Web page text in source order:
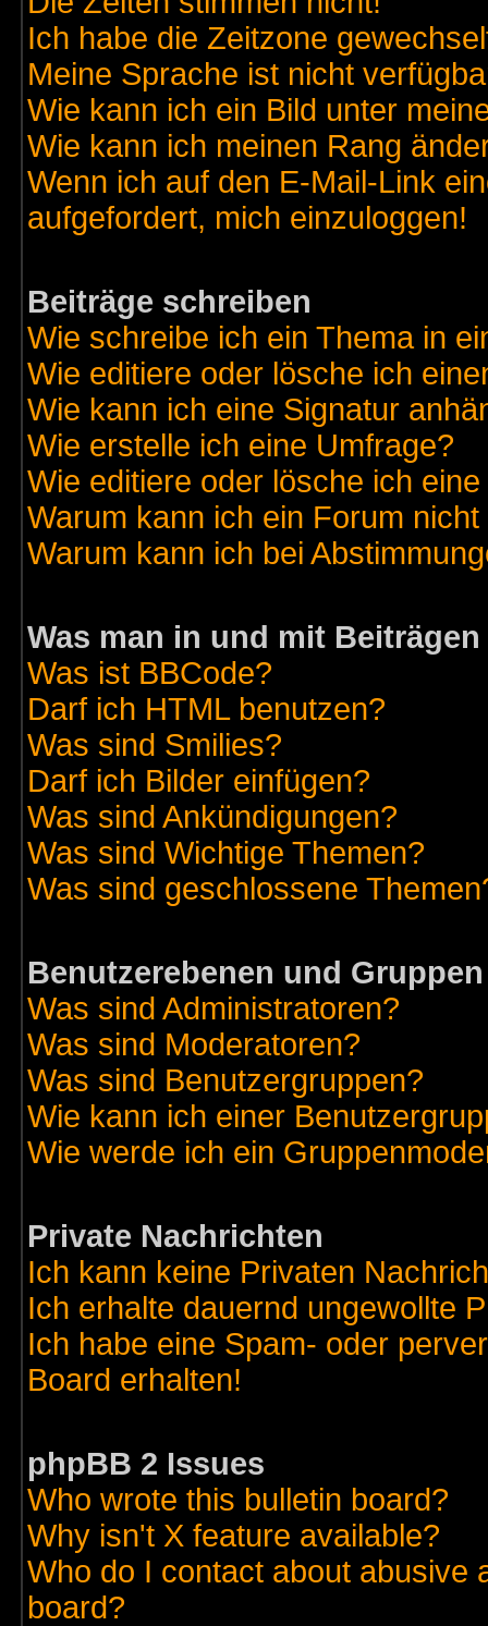
Ich habe die Zeitzone
Meine Sprache ist nicht
Wie kann ich ein Bild unter
Wie kann ich meinen Rang
Wenn ich auf den E-Mail-Link
aufgefordert, mich einzuloggen!
Beiträge schreiben
Wie schreibe ich ein Thema in
Wie editiere oder lösche ich
Wie kann ich eine Signatur
Wie erstelle ich eine Umfrage?
Wie editiere oder lösche ich
Warum kann ich ein Forum
Warum kann ich bei
Was man in und mit
Was ist BBCode?
Darf ich HTML benutzen?
Was sind Smilies?
Darf ich Bilder einfügen?
Was sind Ankündigungen?
Was sind Wichtige Themen?
Was sind geschlossene
Benutzerebenen und Gruppen
Was sind Administratoren?
Was sind Moderatoren?
Was sind Benutzergruppen?
Wie kann ich einer
Wie werde ich ein
Private Nachrichten
Ich kann keine Privaten
Ich erhalte dauernd ungewollte
Ich habe eine Spam- oder
Board erhalten!
phpBB 2 Issues
Who wrote this bulletin board?
Why isn't X feature available?
Who do I contact about abusive
board?